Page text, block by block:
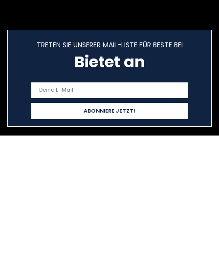
TRETEN SIE UNSERER MAIL-LISTE FÜR BESTE BEI
Bietet an